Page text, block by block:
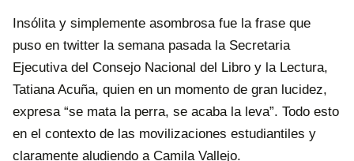
Insólita y simplemente asombrosa fue la frase que
puso en twitter la semana pasada la Secretaria
Ejecutiva del Consejo Nacional del Libro y la Lectura,
Tatiana Acuña, quien en un momento de gran lucidez,
expresa “se mata la perra, se acaba la leva”. Todo esto
en el contexto de las movilizaciones estudiantiles y
claramente aludiendo a Camila Vallejo.